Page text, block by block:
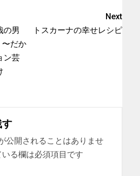
の男
〜だか
ン芸
Next
トスカーナの幸せレシピ
す
公開されることはありませ
いる欄は必須項目です